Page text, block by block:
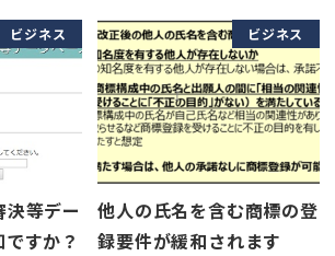
ビジネス
等デー
すか？
ビジネス
他人の氏名を含む商標の登
録要件が緩和されます